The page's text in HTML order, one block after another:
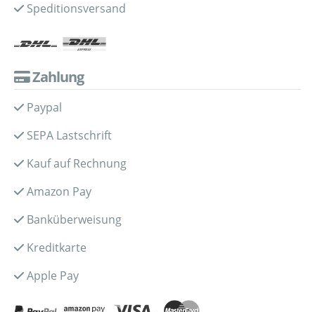
Speditionsversand
Zahlung
Paypal
SEPA Lastschrift
Kauf auf Rechnung
Amazon Pay
Banküberweisung
Kreditkarte
Apple Pay